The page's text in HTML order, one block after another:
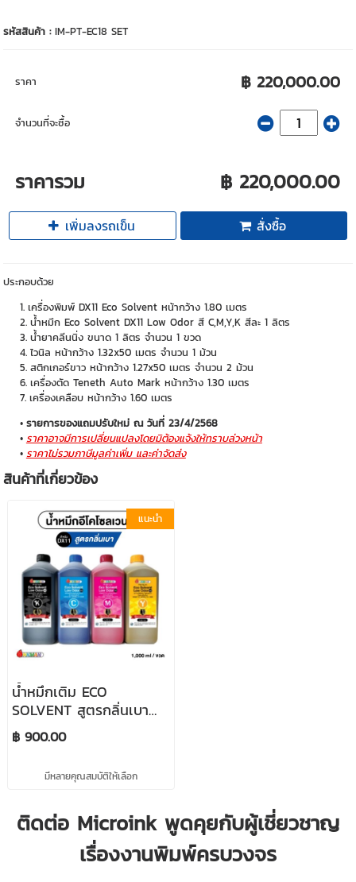
รหัสสินค้า :IM-PT-EC18 SET
ราคา ฿ 220,000.00
จำนวนที่จะซื้อ
ราคารวม ฿ 220,000.00
เพิ่มลงรถเข็น สั่งซื้อ
ประกอบด้วย
เครื่องพิมพ์ DX11 Eco Solvent หน้ากว้าง 1.80 เมตร
น้ำหมึก Eco Solvent DX11 Low Odor สี C,M,Y,K สีละ 1 ลิตร
น้ำยาคลีนนิ่ง ขนาด 1 ลิตร จำนวน 1 ขวด
ไวนิล หน้ากว้าง 1.32x50 เมตร จำนวน 1 ม้วน
สติกเกอร์ขาว หน้ากว้าง 1.27x50 เมตร จำนวน 2 ม้วน
เครื่องตัด Teneth Auto Mark หน้ากว้าง 1.30 เมตร
เครื่องเคลือบ หน้ากว้าง 1.60 เมตร
รายการของแถมปรับใหม่ ณ วันที่ 23/4/2568
ราคาอาจมีการเปลี่ยนแปลงโดยมิต้องแจ้งให้ทราบล่วงหน้า
ราคาไม่รวมภาษีมูลค่าเพิ่ม และค่าจัดส่ง
สินค้าที่เกี่ยวข้อง
แนะนำ
น้ำหมึกเติม ECO
SOLVENT สูตรกลิ่นเบา
ขนาด 1 ลิตร/ขวด สำหรับ
เติมเครื่องพิมพ์หัวพิมพ์
และ DX i3200
฿ 900.00
มีหลายคุณสมบัติให้เลือก
ติดต่อ Microink พูดคุยกับผู้เชี่ยวชาญ
เรื่องงานพิมพ์ครบวงจร